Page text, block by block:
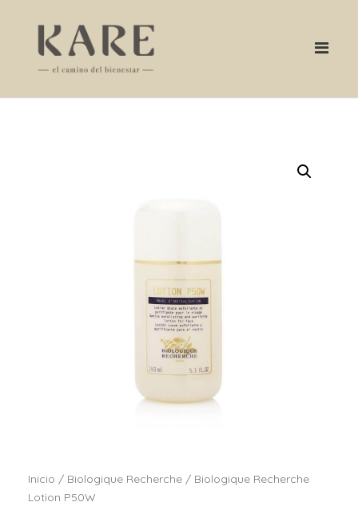
Inicio / Biologique Recherche / Biologique Recherche
Lotion P50W